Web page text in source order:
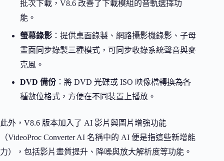
批次下載，V8.6 改善了下載模組的音軌選擇功
能。
螢幕錄影 ：提供桌面錄製、網路攝影機錄影、子母
畫面同步錄製三種模式，可同步收錄系統聲音與麥
克風。
DVD 備份 ：將 DVD 光碟或 ISO 映像檔轉換為各
種數位格式，方便在不同裝置上播放。
此外，V8.6 版本加入了 AI 影片與圖片增強功能
（VideoProc Converter AI 名稱中的 AI 便是指這些新增能
力），包括影片畫質提升、降噪與放大解析度等功能。